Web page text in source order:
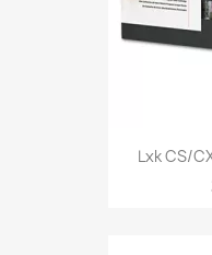
Lxk CS/